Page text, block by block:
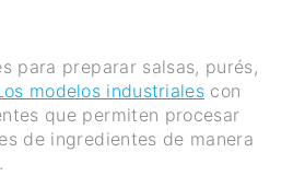
para preparar salsas, purés,
modelos industrialescon
que permiten procesar
de ingredientes de manera